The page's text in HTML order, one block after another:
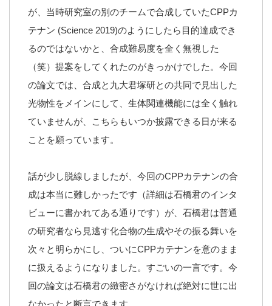
が、当時研究室の別のチームで合成していたCPPカ
テナン (Science 2019)のようにしたら目的達成でき
るのではないかと、合成難易度を全く無視した
（笑）提案をしてくれたのがきっかけでした。今回
の論文では、合成と九大君塚研との共同で見出した
光物性をメインにして、生体関連機能には全く触れ
ていませんが、こちらもいつか披露できる日が来る
ことを願っています。
話が少し脱線しましたが、今回のCPPカテナンの合
成は本当に難しかったです（詳細は石橋君のインタ
ビューに書かれてある通りです）が、石橋君は普通
の研究者なら見逃す化合物の生成やその振る舞いを
次々と明らかにし、ついにCPPカテナンを意のまま
に扱えるようになりました。すごいの一言です。今
回の論文は石橋君の緻密さがなければ絶対に世に出
なかったと断言できます。